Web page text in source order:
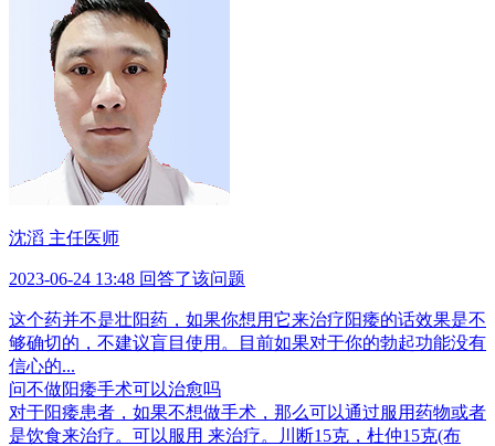
沈滔 主任医师
2023-06-24 13:48 回答了该问题
这个药并不是壮阳药，如果你想用它来治疗阳痿的话效果是不
够确切的，不建议盲目使用。目前如果对于你的勃起功能没有
信心的...
问不做阳痿手术可以治愈吗
对于阳痿患者，如果不想做手术，那么可以通过服用药物或者
是饮食来治疗。可以服用 来治疗。川断15克，杜仲15克(布